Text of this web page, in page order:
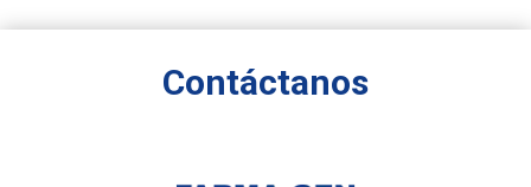
Contáctanos